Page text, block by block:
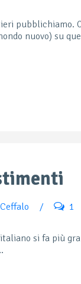
pubblichiamo.
nuovo) su
/ 1
si fa più